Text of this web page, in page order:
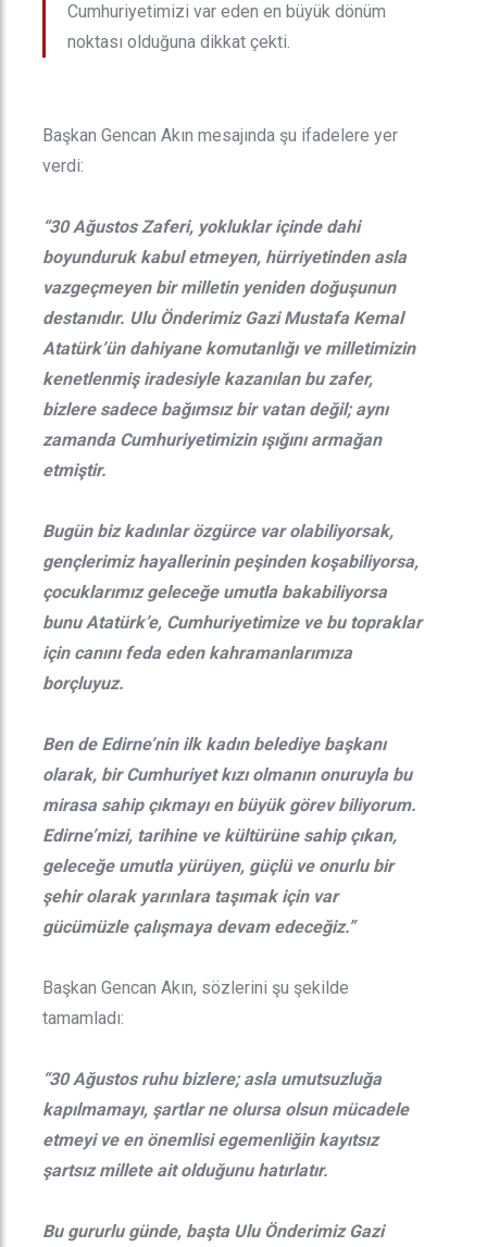
Cumhuriyetimizi var eden en büyük dönüm
noktası olduğuna dikkat çekti.
Başkan Gencan Akın mesajında şu ifadelere yer
verdi:
“30 Ağustos Zaferi, yokluklar içinde dahi
boyunduruk kabul etmeyen, hürriyetinden asla
vazgeçmeyen bir milletin yeniden doğuşunun
destanıdır. Ulu Önderimiz Gazi Mustafa Kemal
Atatürk’ün dahiyane komutanlığı ve milletimizin
kenetlenmiş iradesiyle kazanılan bu zafer,
bizlere sadece bağımsız bir vatan değil; aynı
zamanda Cumhuriyetimizin ışığını armağan
etmiştir.
Bugün biz kadınlar özgürce var olabiliyorsak,
gençlerimiz hayallerinin peşinden koşabiliyorsa,
çocuklarımız geleceğe umutla bakabiliyorsa
bunu Atatürk’e, Cumhuriyetimize ve bu topraklar
için canını feda eden kahramanlarımıza
borçluyuz.
Ben de Edirne’nin ilk kadın belediye başkanı
olarak, bir Cumhuriyet kızı olmanın onuruyla bu
mirasa sahip çıkmayı en büyük görev biliyorum.
Edirne’mizi, tarihine ve kültürüne sahip çıkan,
geleceğe umutla yürüyen, güçlü ve onurlu bir
şehir olarak yarınlara taşımak için var
gücümüzle çalışmaya devam edeceğiz.”
Başkan Gencan Akın, sözlerini şu şekilde
tamamladı:
“30 Ağustos ruhu bizlere; asla umutsuzluğa
kapılmamayı, şartlar ne olursa olsun mücadele
etmeyi ve en önemlisi egemenliğin kayıtsız
şartsız millete ait olduğunu hatırlatır.
Bu gururlu günde, başta Ulu Önderimiz Gazi